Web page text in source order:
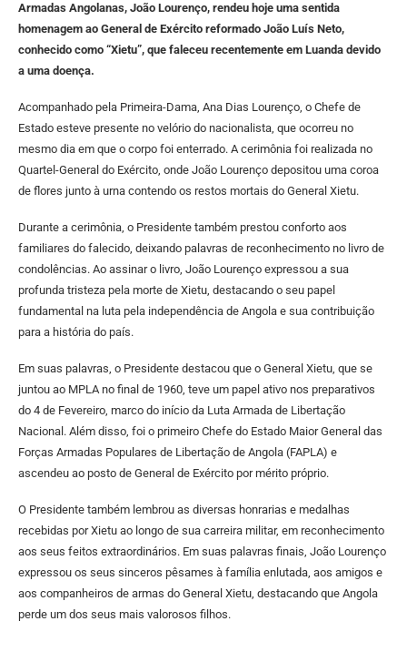
Armadas Angolanas, João Lourenço, rendeu hoje uma sentida
homenagem ao General de Exército reformado João Luís Neto,
conhecido como “Xietu”, que faleceu recentemente em Luanda devido
a uma doença.
Acompanhado pela Primeira-Dama, Ana Dias Lourenço, o Chefe de
Estado esteve presente no velório do nacionalista, que ocorreu no
mesmo dia em que o corpo foi enterrado. A cerimônia foi realizada no
Quartel-General do Exército, onde João Lourenço depositou uma coroa
de flores junto à urna contendo os restos mortais do General Xietu.
Durante a cerimônia, o Presidente também prestou conforto aos
familiares do falecido, deixando palavras de reconhecimento no livro de
condolências. Ao assinar o livro, João Lourenço expressou a sua
profunda tristeza pela morte de Xietu, destacando o seu papel
fundamental na luta pela independência de Angola e sua contribuição
para a história do país.
Em suas palavras, o Presidente destacou que o General Xietu, que se
juntou ao MPLA no final de 1960, teve um papel ativo nos preparativos
do 4 de Fevereiro, marco do início da Luta Armada de Libertação
Nacional. Além disso, foi o primeiro Chefe do Estado Maior General das
Forças Armadas Populares de Libertação de Angola (FAPLA) e
ascendeu ao posto de General de Exército por mérito próprio.
O Presidente também lembrou as diversas honrarias e medalhas
recebidas por Xietu ao longo de sua carreira militar, em reconhecimento
aos seus feitos extraordinários. Em suas palavras finais, João Lourenço
expressou os seus sinceros pêsames à família enlutada, aos amigos e
aos companheiros de armas do General Xietu, destacando que Angola
perde um dos seus mais valorosos filhos.